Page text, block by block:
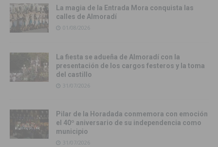
La magia de la Entrada Mora conquista las
calles de Almoradí
01/08/2026
La fiesta se adueña de Almoradí con la
presentación de los cargos festeros y la toma
del castillo
31/07/2026
Pilar de la Horadada conmemora con emoción
el 40º aniversario de su independencia como
municipio
31/07/2026